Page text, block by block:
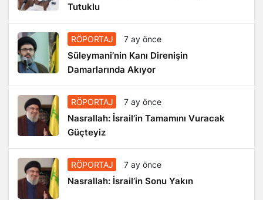
Tutuklu
RÖPORTAJ 7 ay önce
Süleymani’nin Kanı Direnişin
Damarlarında Akıyor
RÖPORTAJ 7 ay önce
Nasrallah: İsrail’in Tamamını Vuracak
Güçteyiz
RÖPORTAJ 7 ay önce
Nasrallah: İsrail’in Sonu Yakın